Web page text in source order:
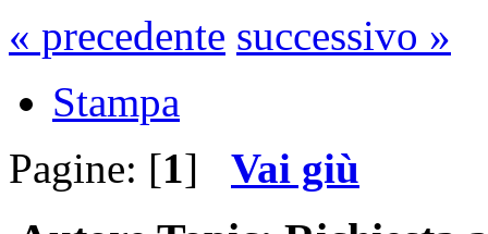
« precedente successivo »
Stampa
Pagine: [1] Vai giù